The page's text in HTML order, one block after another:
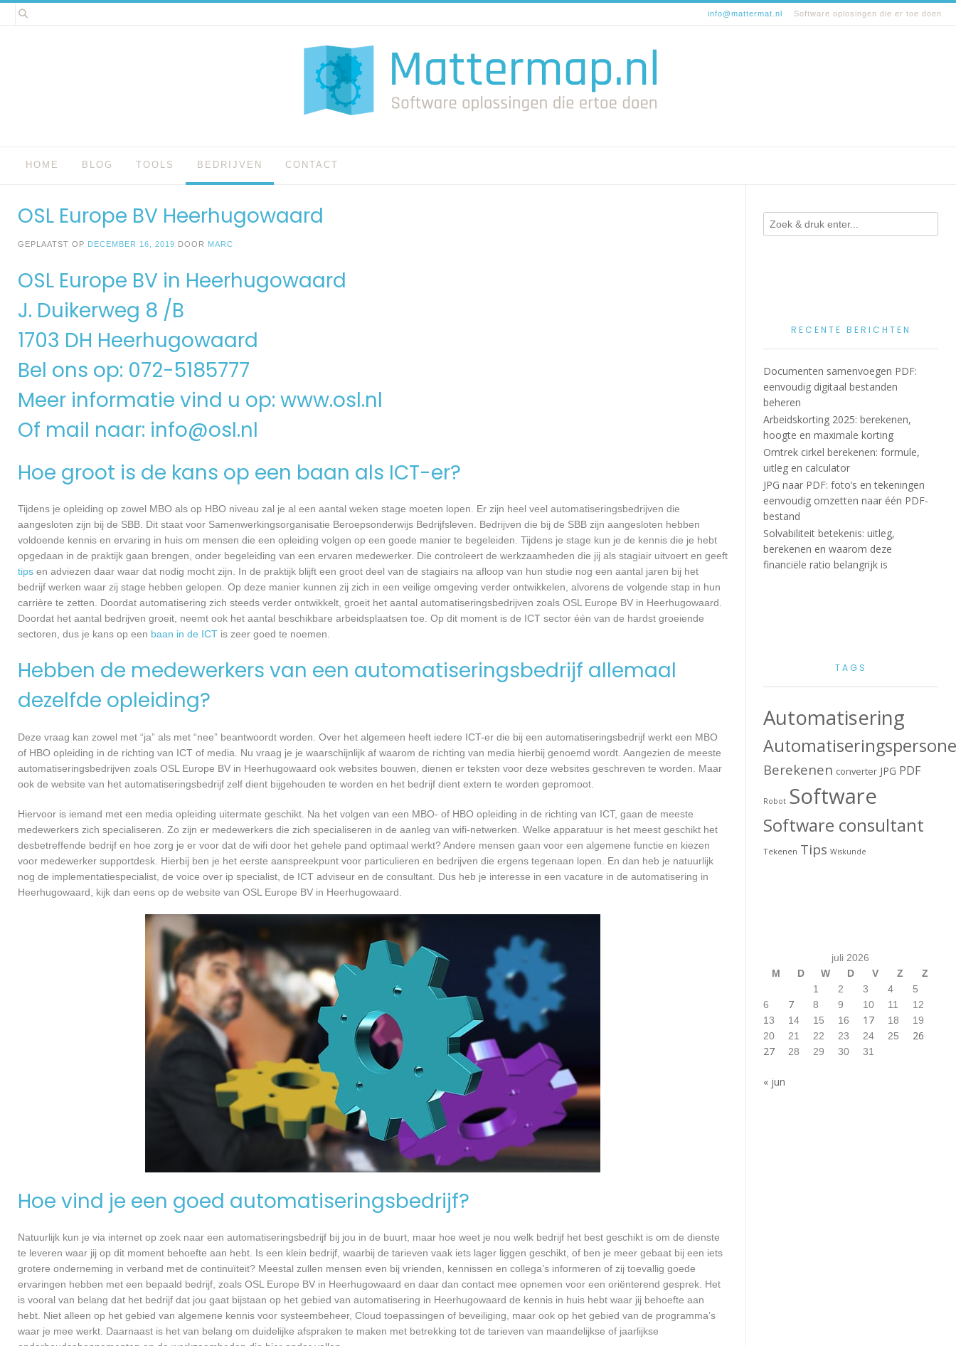
Spring
naar
info@mattermat.nl Software oplosingen die er toe doen
HOME BLOG TOOLS BEDRIJVEN CONTACT
OSL Europe BV Heerhugowaard
GEPLAATST OP DECEMBER 16, 2019 DOOR MARC
OSL Europe BV in Heerhugowaard
J. Duikerweg 8 /B
1703 DH Heerhugowaard
Bel ons op: 072-5185777
Meer informatie vind u op: www.osl.nl
Of mail naar: info@osl.nl
Hoe groot is de kans op een baan als ICT-er?
Tijdens je opleiding op zowel MBO als op HBO niveau zal je al een aantal weken stage moeten lopen. Er zijn heel veel automatiseringsbedrijven die
aangesloten zijn bij de SBB. Dit staat voor Samenwerkingsorganisatie Beroepsonderwijs Bedrijfsleven. Bedrijven die bij de SBB zijn aangesloten hebben
voldoende kennis en ervaring in huis om mensen die een opleiding volgen op een goede manier te begeleiden. Tijdens je stage kun je de kennis die je hebt
opgedaan in de praktijk gaan brengen, onder begeleiding van een ervaren medewerker. Die controleert de werkzaamheden die jij als stagiair uitvoert en geeft
tips en adviezen daar waar dat nodig mocht zijn. In de praktijk blijft een groot deel van de stagiairs na afloop van hun studie nog een aantal jaren bij het
bedrijf werken waar zij stage hebben gelopen. Op deze manier kunnen zij zich in een veilige omgeving verder ontwikkelen, alvorens de volgende stap in hun
carrière te zetten. Doordat automatisering zich steeds verder ontwikkelt, groeit het aantal automatiseringsbedrijven zoals OSL Europe BV in Heerhugowaard.
Doordat het aantal bedrijven groeit, neemt ook het aantal beschikbare arbeidsplaatsen toe. Op dit moment is de ICT sector één van de hardst groeiende
sectoren, dus je kans op een baan in de ICT is zeer goed te noemen.
Hebben de medewerkers van een automatiseringsbedrijf allemaal
dezelfde opleiding?
Deze vraag kan zowel met “ja” als met “nee” beantwoordt worden. Over het algemeen heeft iedere ICT-er die bij een automatiseringsbedrijf werkt een MBO
of HBO opleiding in de richting van ICT of media. Nu vraag je je waarschijnlijk af waarom de richting van media hierbij genoemd wordt. Aangezien de meeste
automatiseringsbedrijven zoals OSL Europe BV in Heerhugowaard ook websites bouwen, dienen er teksten voor deze websites geschreven te worden. Maar
ook de website van het automatiseringsbedrijf zelf dient bijgehouden te worden en het bedrijf dient extern te worden gepromoot.
Hiervoor is iemand met een media opleiding uitermate geschikt. Na het volgen van een MBO- of HBO opleiding in de richting van ICT, gaan de meeste
medewerkers zich specialiseren. Zo zijn er medewerkers die zich specialiseren in de aanleg van wifi-netwerken. Welke apparatuur is het meest geschikt het
desbetreffende bedrijf en hoe zorg je er voor dat de wifi door het gehele pand optimaal werkt? Andere mensen gaan voor een algemene functie en kiezen
voor medewerker supportdesk. Hierbij ben je het eerste aanspreekpunt voor particulieren en bedrijven die ergens tegenaan lopen. En dan heb je natuurlijk
nog de implementatiespecialist, de voice over ip specialist, de ICT adviseur en de consultant. Dus heb je interesse in een vacature in de automatisering in
Heerhugowaard, kijk dan eens op de website van OSL Europe BV in Heerhugowaard.
Hoe vind je een goed automatiseringsbedrijf?
Natuurlijk kun je via internet op zoek naar een automatiseringsbedrijf bij jou in de buurt, maar hoe weet je nou welk bedrijf het best geschikt is om de dienste
te leveren waar jij op dit moment behoefte aan hebt. Is een klein bedrijf, waarbij de tarieven vaak iets lager liggen geschikt, of ben je meer gebaat bij een iets
grotere onderneming in verband met de continuïteit? Meestal zullen mensen even bij vrienden, kennissen en collega’s informeren of zij toevallig goede
ervaringen hebben met een bepaald bedrijf, zoals OSL Europe BV in Heerhugowaard en daar dan contact mee opnemen voor een oriënterend gesprek. Het
is vooral van belang dat het bedrijf dat jou gaat bijstaan op het gebied van automatisering in Heerhugowaard de kennis in huis hebt waar jij behoefte aan
hebt. Niet alleen op het gebied van algemene kennis voor systeembeheer, Cloud toepassingen of beveiliging, maar ook op het gebied van de programma’s
waar je mee werkt. Daarnaast is het van belang om duidelijke afspraken te maken met betrekking tot de tarieven van maandelijkse of jaarlijkse
RECENTE BERICHTEN
Documenten samenvoegen PDF:
eenvoudig digitaal bestanden
beheren
Arbeidskorting 2025: berekenen,
hoogte en maximale korting
Omtrek cirkel berekenen: formule,
uitleg en calculator
JPG naar PDF: foto’s en tekeningen
eenvoudig omzetten naar één PDF-
bestand
Solvabiliteit betekenis: uitleg,
berekenen en waarom deze
financiële ratio belangrijk is
TAGS
Automatisering
Berekenen converter JPG PDF
Robot Software
Software consultant
Tekenen Tips Wiskunde
juli 2026
M
D W D V Z
Z
1
2 3 4
5
6
7 8 9 10 11
12
13
14 15 16 17 18
19
20
21 22 23 24 25
26
27
28 29 30 31
« jun